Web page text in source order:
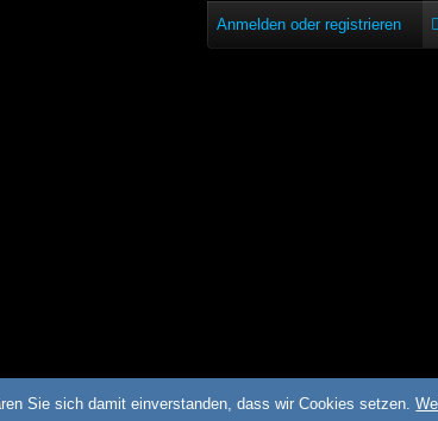
Anmelden oder registrieren
Sie sich damit einverstanden, dass wir Cookies setzen.